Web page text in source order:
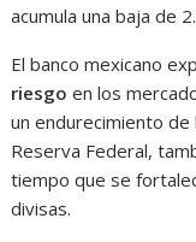
acumula una baja de
El banco mexicano
riesgo en los
un endurecimiento
Reserva Federal,
tiempo que se
divisas.